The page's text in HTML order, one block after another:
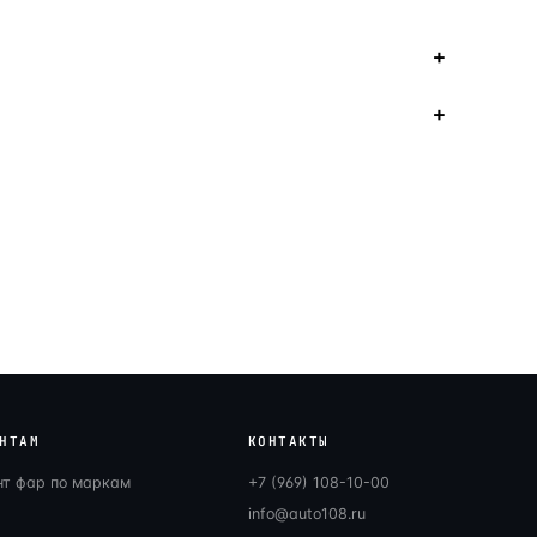
фар по маркам
КОНТАКТЫ
+7 (969) 108-10-00
info@auto108.ru